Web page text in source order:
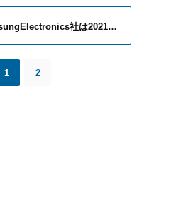
社は2021…
1 2